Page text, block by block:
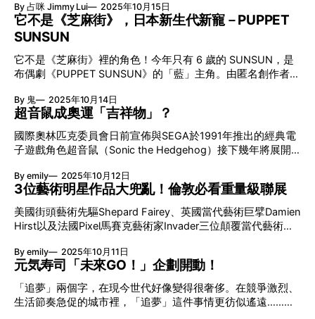
要戴體，涉獵範圍橫跨文學、電影、音樂、哲學等多個領域。
作為愛書之人，這次簡直是完美合作。 0:00 /0:29 1× 將亞洲
推向世界 坂本龍一曾為國泰寫歌？
經典襪子，更找來擁有超過百年歷史的美國襪子品牌Renfro協
力製作，抗菌防臭。其標誌性的色調與包裝造型，立即掀起網
絡人氣熱話。 《日経TRENDY》×MONO擦膠襪 由美國百年襪
子Renfro協力製作 抗菌防臭 這對MONO擦膠經典配色的襪子
設計，由創立於1921年、擁有超過百年歷史的美國襪子品牌
Renfro協力製作。襪子採用厚實耐穿的布料，具備抗菌防臭功
能，兼具趣味與實用性。 襪子用上MONO擦膠經典 藍白黑三
色條紋包裝設計 《日經TRENDY》雜誌展開全新企劃「熱門商
品開發所」，與各種長青或話題品牌進行合作，為讀者帶來另
類商品。第一彈便是與日本文具Tombow（蜻蜓牌）的MONO
擦膠聯手，開發出結合品牌經典藍、白、黑三色條紋設計的襪
特別收納於如同真正MONO擦膠一般的「套式包裝」中，細節
別具巧思。 日本百年文具品牌Tombow標
By 占咪 Jimmy Lui 2025年10月15日
它不是《芝麻街》，日本新生代新寵－PUPPET
SUNSUN
它不是《芝麻街》裡的角色！今年只有 6 歲的 SUNSUN，是
布偶劇《PUPPET SUNSUN》的「藍」主角。由匿名創作者一
形象卻意外成為療癒系的新一代代表。近年在日本人氣飆升，
吸引了眾多品牌甚至電視台合作，大家又認識 SUNSUN 嗎？
GU、Zoff 10月份的聯名「藍」神 今年10月，日本眼鏡品牌
Zoff以及時尚代表GU都分別與同一人氣角色聯名合作，它究
竟是何方神聖？藍色的外表看似是《芝麻街》裡的Cookie
Monster，其實那是誕生於2019年的布偶角色－SUNSUN。
高中生最愛卡通角色第三位 早於今年初，日本一家公關、廣
查，訪問了100個高中學生，得出SUNSUN排名第三，第一、
二位分別是Esther Bunny以及Hello Kitty的結果。不過下半年
By 鬼 2025年10月14日
超音鼠成奧運「吉祥物」？
國際奧林匹克委員會日前宣佈與SEGA於1991年推出的經典電
子遊戲角色超音鼠（Sonic the Hedgehog）接下幾年將展開
於2026年正式推出。超音鼠曾在《Mario & Sonic at the
Olympic Games》遊戲系列及至為東京奧運推出的《Sonic at
the Olympic Games》中參與奧運賽事，這次合作簡直是另類
延伸。要宣傳尊重與友誼這些奧運核心價值，這招似乎比起刻
意設計有城市特色的吉祥物來得更高明。 Gen Z唔識碧姬公
主，識超音鼠？ 雖說是90年代的角色，但據外國2021年一項
針藝Gen Z的調查顯示，認得超音鼠的比率與比卡超及Mario相
它是童年的象徵；對新世代來說，它就是復古文化的代表。在
英國市場調查中更發現，超音鼠的人氣度持續上升。 超音鼠
By emily 2025年10月12日
3位藝術明星作品大兜亂！倫敦必看重量級聯展
美國街頭藝術先驅Shepard Fairey、英國當代藝術巨擘Damien
Hirst以及法國Pixel馬賽克藝術家Invader三位顛覆當代藝術界
Trouble」。單是這3個名字經已相當有睇頭，更吸引是他們將
自己標誌的視覺符號大兜亂，將各自獨有的元素完美融合成一
件作品。 Triple Trouble 日期：10月10日至2026年3月29日 時
間：星期二至日10am-6pm 地點：Newport Street
Gallery（Newport Street, London SE11 6AJ） Shepard
By emily 2025年10月11日
元気寿司「未來GO！」企劃開動！
「追夢」兩個字，在現今世代好像變得很奢侈。在競爭激烈、
生活節奏急促的城市裡，「追夢」這件事情更彷似遙遠……而